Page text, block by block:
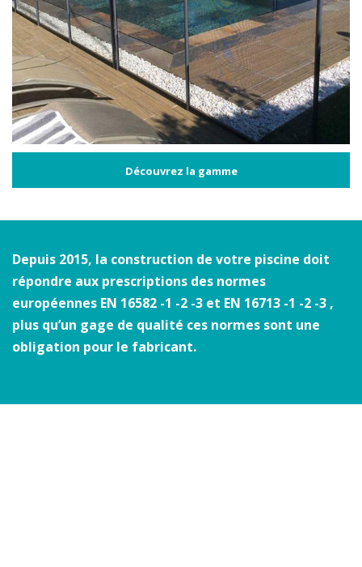
Découvrez la gamme
Depuis 2015, la construction de votre piscine doit
répondre aux prescriptions des normes
européennes EN 16582 -1 -2 -3 et EN 16713 -1 -2 -3 ,
plus qu’un gage de qualité ces normes sont une
obligation pour le fabricant.